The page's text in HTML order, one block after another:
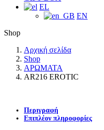
EL
EN
Shop
Αρχική σελίδα
Shop
ΑΡΩΜΑΤΑ
AR216 EROTIC
Περιγραφή
Επιπλέον πληροφορίες